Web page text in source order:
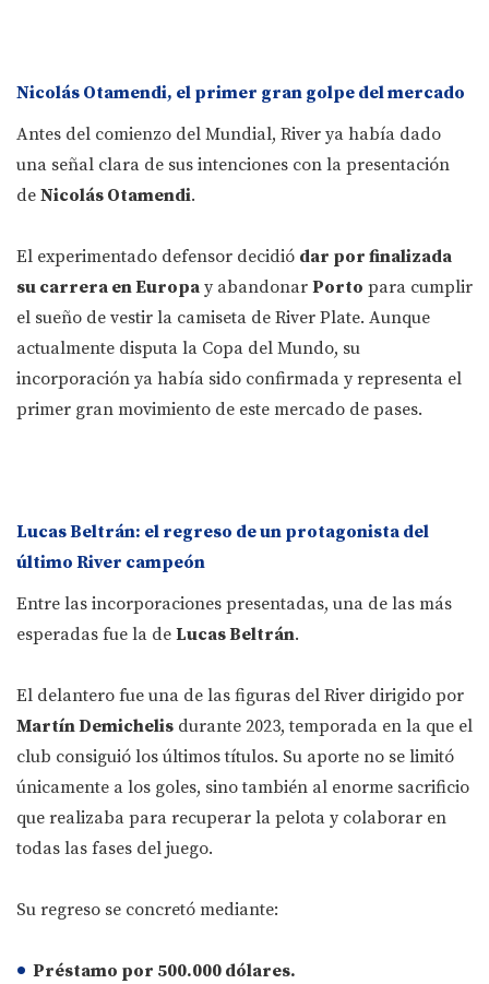
Nicolás Otamendi, el primer gran golpe del mercado
Antes del comienzo del Mundial, River ya había dado
una señal clara de sus intenciones con la presentación
de Nicolás Otamendi.
El experimentado defensor decidió dar por finalizada
su carrera en Europa y abandonar Porto para cumplir
el sueño de vestir la camiseta de River Plate. Aunque
actualmente disputa la Copa del Mundo, su
incorporación ya había sido confirmada y representa el
primer gran movimiento de este mercado de pases.
Lucas Beltrán: el regreso de un protagonista del
último River campeón
Entre las incorporaciones presentadas, una de las más
esperadas fue la de Lucas Beltrán.
El delantero fue una de las figuras del River dirigido por
Martín Demichelis durante 2023, temporada en la que el
club consiguió los últimos títulos. Su aporte no se limitó
únicamente a los goles, sino también al enorme sacrificio
que realizaba para recuperar la pelota y colaborar en
todas las fases del juego.
Su regreso se concretó mediante:
Préstamo por 500.000 dólares.